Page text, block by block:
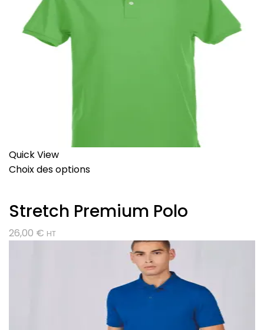
Quick View
Choix des options
Stretch Premium Polo
26,00 € HT